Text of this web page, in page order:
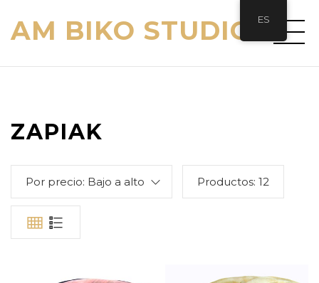
AM BIKO STUDIO
ZAPIAK
Por precio: Bajo a alto Productos: 12
ES